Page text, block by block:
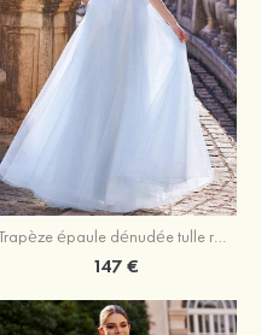
Trapèze épaule dénudée tulle ras du sol robe de bal
147 €